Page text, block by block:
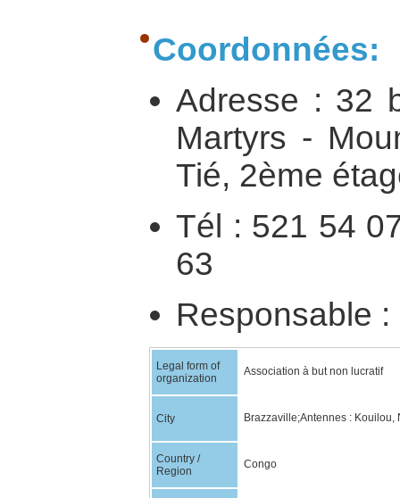
Coordonnées:
Adresse : 32
Martyrs -
Tié, 2ème
Tél : 521 54
63
Responsable
Legal form of
organization
Association à but non lucratif
City Brazzaville;Antennes :
Country /
Region
Congo